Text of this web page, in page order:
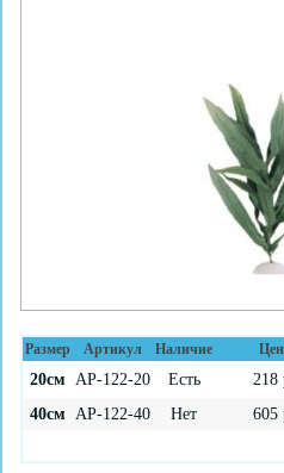
Размер Артикул Наличие
20см AP-122-20 Есть 218
40см AP-122-40 Нет 605